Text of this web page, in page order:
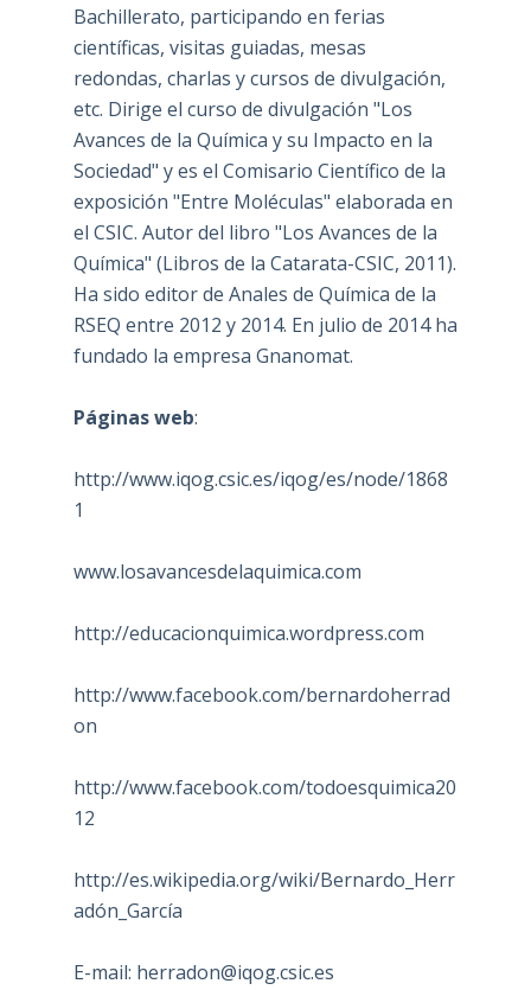
Bachillerato, participando en ferias
científicas, visitas guiadas, mesas
redondas, charlas y cursos de divulgación,
etc. Dirige el curso de divulgación "Los
Avances de la Química y su Impacto en la
Sociedad" y es el Comisario Científico de la
exposición "Entre Moléculas" elaborada en
el CSIC. Autor del libro "Los Avances de la
Química" (Libros de la Catarata-CSIC, 2011).
Ha sido editor de Anales de Química de la
RSEQ entre 2012 y 2014. En julio de 2014 ha
fundado la empresa Gnanomat.
Páginas web:
http://www.iqog.csic.es/iqog/es/node/1868
1
www.losavancesdelaquimica.com
http://educacionquimica.wordpress.com
http://www.facebook.com/bernardoherrad
on
http://www.facebook.com/todoesquimica20
12
http://es.wikipedia.org/wiki/Bernardo_Herr
adón_García
E-mail: herradon@iqog.csic.es